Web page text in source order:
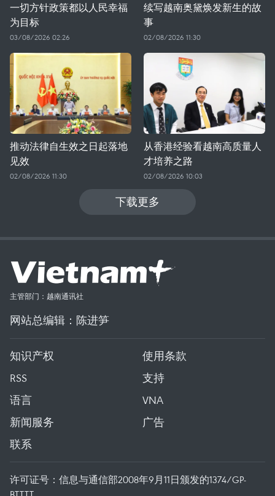
一切方针政策都以人民幸福
为目标
03/08/2026 02:26
续写越南奥黛焕发新生的故
事
02/08/2026 11:30
推动法律自生效之日起落地
见效
02/08/2026 11:30
从香港经验看越南高质量人
才培养之路
02/08/2026 10:03
下载更多
主管部门：越南通讯社
网站总编辑：陈进笋
知识产权
使用条款
RSS
支持
语言
VNA
新闻服务
广告
联系
许可证号：信息与通信部2008年9月11日颁发的1374/GP-